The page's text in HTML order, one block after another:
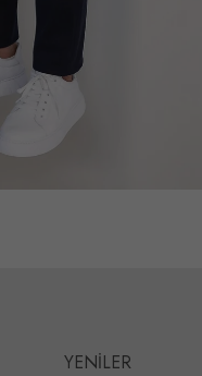
YENİLER